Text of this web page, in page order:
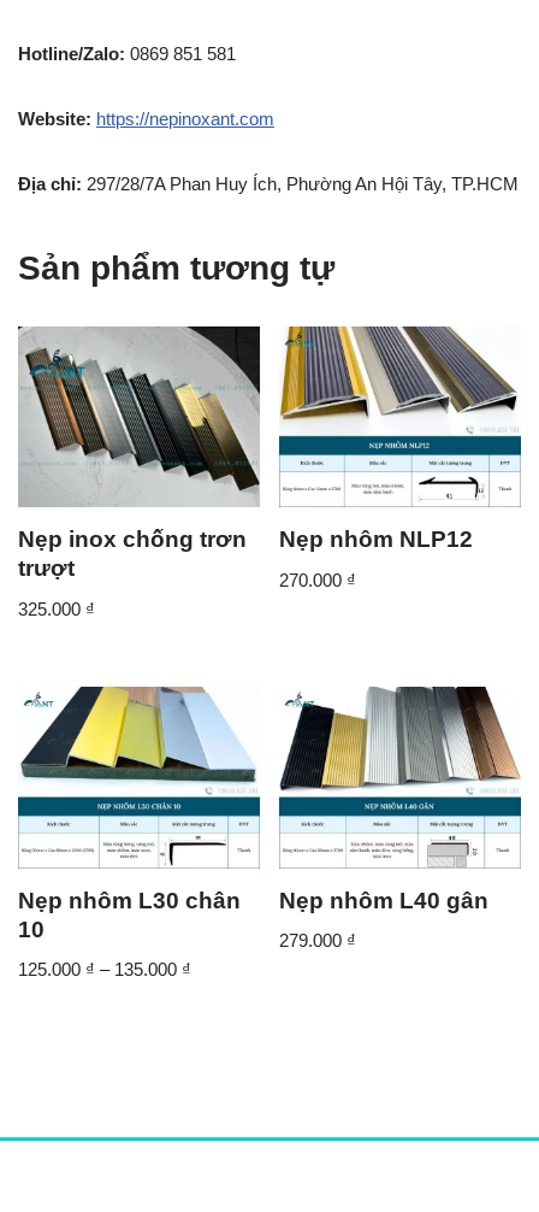
Hotline/Zalo: 0869 851 581
Website: https://nepinoxant.com
Địa chỉ: 297/28/7A Phan Huy Ích, Phường An Hội Tây, TP.HCM
Sản phẩm tương tự
Nẹp inox chống trơn
trượt
325.000 ₫
Nẹp nhôm NLP12
270.000 ₫
Nẹp nhôm L30 chân
10
125.000 ₫ – 135.000 ₫
Nẹp nhôm L40 gân
279.000 ₫